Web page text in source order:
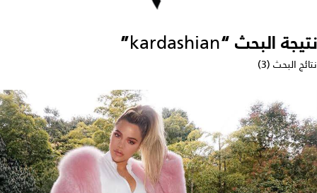
نتيجة البحث “kardashian
”
نتائج البحث (3)